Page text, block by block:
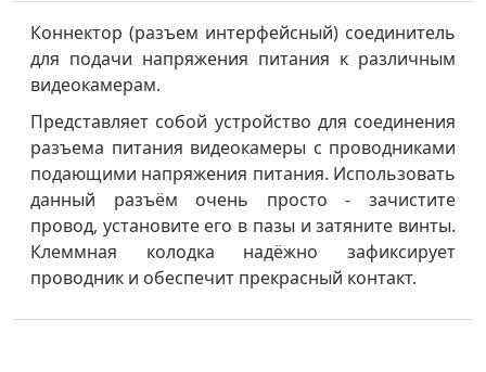
Коннектор (разъем интерфейсный) соединитель
для подачи напряжения питания к различным
видеокамерам.
Представляет собой устройство для соединения
разъема питания видеокамеры с проводниками
подающими напряжения питания. Использовать
данный разъём очень просто - зачистите
провод, установите его в пазы и затяните винты.
Клеммная колодка надёжно зафиксирует
проводник и обеспечит прекрасный контакт.